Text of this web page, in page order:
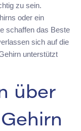
zu sein.
oder ein
schaffen das Beste
sich auf die
unterstützt
über